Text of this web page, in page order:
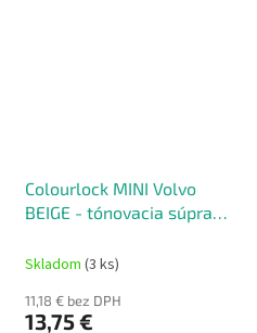
Colourlock MINI Volvo
BEIGE - tónovacia súprava
Skladom (3 ks)
11,18 € bez DPH
13,75 €